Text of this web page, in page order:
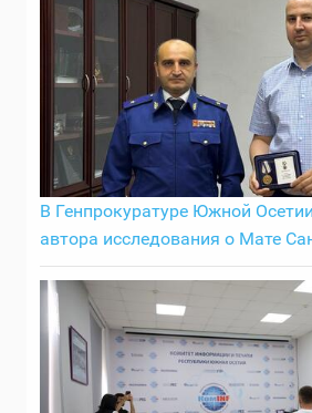
В Генпрокуратуре Южной
автора исследования о Мате